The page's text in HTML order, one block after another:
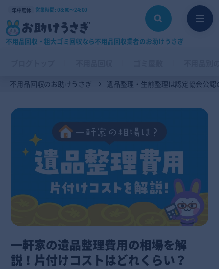
年中無休 営業時間: 08:00〜24:00
不用品回収・粗大ゴミ回収なら不用品回収業者のお助けうさぎ
不用品回収のお助けうさぎ 遺品整理・生前整理は認定協会公認
一軒家の遺品整理費用の相場を解
説！片付けコストはどれくらい？